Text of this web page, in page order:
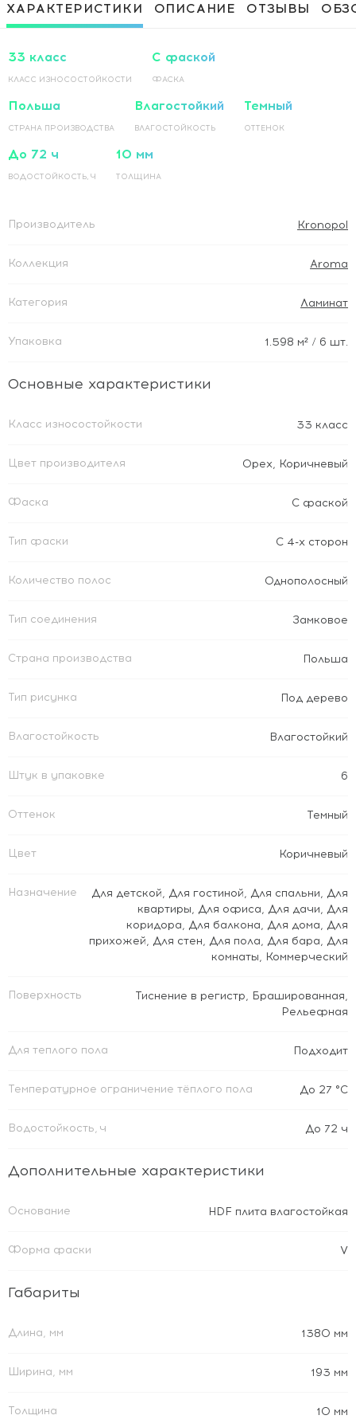
покрытия на основание по прямой
Приклеивание ламинированного
ХАРАКТЕРИСТИКИ ОПИСАНИЕ ОТЗЫВЫ
33 класс
КЛАСС ИЗНОСОСТОЙКОСТИ
С фаской
ФАСКА
Польша
СТРАНА ПРОИЗВОДСТВА
Влагостойкий
ВЛАГОСТОЙКОСТЬ
Темный
ОТТЕНОК
До 72 ч
ВОДОСТОЙКОСТЬ, Ч
10 мм
ТОЛЩИНА
Производитель Kronopol
Коллекция Aroma
Категория Ламинат
Упаковка 1.598 м² / 6 шт.
Основные характеристики
Класс износостойкости 33 класс
Цвет производителя Орех, Коричневый
Фаска С фаской
Тип фаски С 4-х сторон
Количество полос Однополосный
Тип соединения Замковое
Страна производства Польша
Тип рисунка Под дерево
Влагостойкость Влагостойкий
Штук в упаковке 6
Оттенок Темный
Цвет Коричневый
Назначение Для детской, Для гостиной, Для спальни, Для
квартиры, Для офиса, Для дачи, Для
коридора, Для балкона, Для дома, Для
прихожей, Для стен, Для пола, Для бара, Для
комнаты, Коммерческий
Поверхность Тиснение в регистр, Брашированная,
Рельефная
Для теплого пола Подходит
Температурное ограничение тёплого пола До 27 °C
Водостойкость, ч До 72 ч
Дополнительные характеристики
Основание HDF плита влагостойкая
Форма фаски V
Габариты
Длина, мм 1380 мм
Ширина, мм 193 мм
Толщина 10 мм